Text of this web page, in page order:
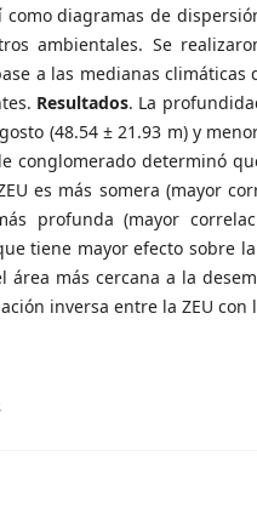
como diagramas de
ambientales. Se
a las medianas climáticas
Resultados. La
(48.54 ± 21.93 m) y
conglomerado determinó
es más somera (mayor
profunda (mayor
tiene mayor efecto sobre
área más cercana a la
inversa entre la ZEU con